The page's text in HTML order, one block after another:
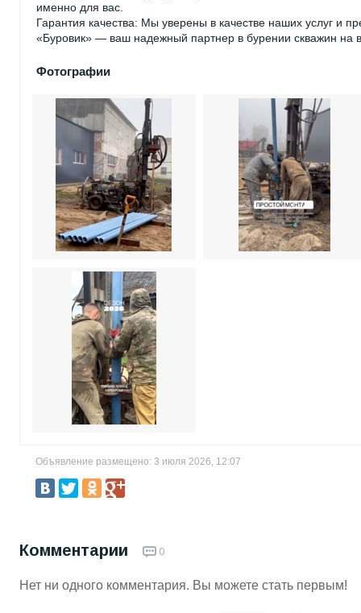
именно для вас.
Гарантия качества: Мы уверены в качестве наших услуг и
«Буровик» — ваш надежный партнер в бурении скважин на
Фотографии
Объявление размещено: 3 июля 2026, 12:07
Комментарии 0
Нет ни одного комментария. Вы можете стать первым!